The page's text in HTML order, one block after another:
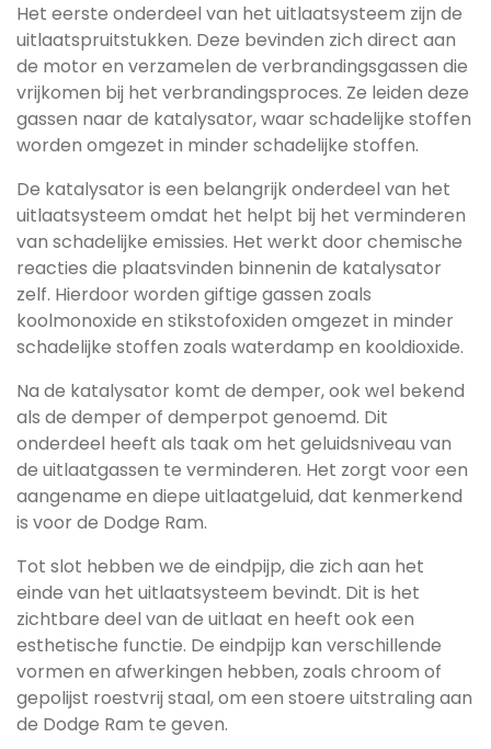
Het eerste onderdeel van het uitlaatsysteem zijn de
uitlaatspruitstukken. Deze bevinden zich direct aan
de motor en verzamelen de verbrandingsgassen die
vrijkomen bij het verbrandingsproces. Ze leiden deze
gassen naar de katalysator, waar schadelijke stoffen
worden omgezet in minder schadelijke stoffen.
De katalysator is een belangrijk onderdeel van het
uitlaatsysteem omdat het helpt bij het verminderen
van schadelijke emissies. Het werkt door chemische
reacties die plaatsvinden binnenin de katalysator
zelf. Hierdoor worden giftige gassen zoals
koolmonoxide en stikstofoxiden omgezet in minder
schadelijke stoffen zoals waterdamp en kooldioxide.
Na de katalysator komt de demper, ook wel bekend
als de demper of demperpot genoemd. Dit
onderdeel heeft als taak om het geluidsniveau van
de uitlaatgassen te verminderen. Het zorgt voor een
aangename en diepe uitlaatgeluid, dat kenmerkend
is voor de Dodge Ram.
Tot slot hebben we de eindpijp, die zich aan het
einde van het uitlaatsysteem bevindt. Dit is het
zichtbare deel van de uitlaat en heeft ook een
esthetische functie. De eindpijp kan verschillende
vormen en afwerkingen hebben, zoals chroom of
gepolijst roestvrij staal, om een stoere uitstraling aan
de Dodge Ram te geven.